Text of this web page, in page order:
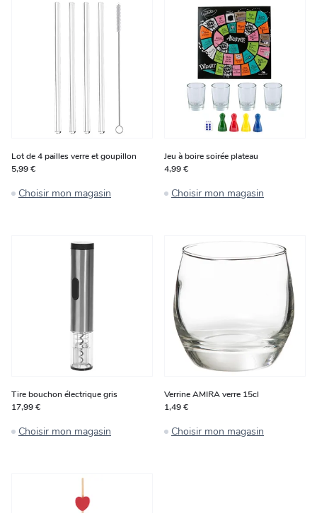
Lot de 4 pailles verre et goupillon
5,99 €
Choisir mon magasin
Jeu à boire soirée plateau
4,99 €
Choisir mon magasin
Tire bouchon électrique gris
17,99 €
Choisir mon magasin
Verrine AMIRA verre 15cl
1,49 €
Choisir mon magasin